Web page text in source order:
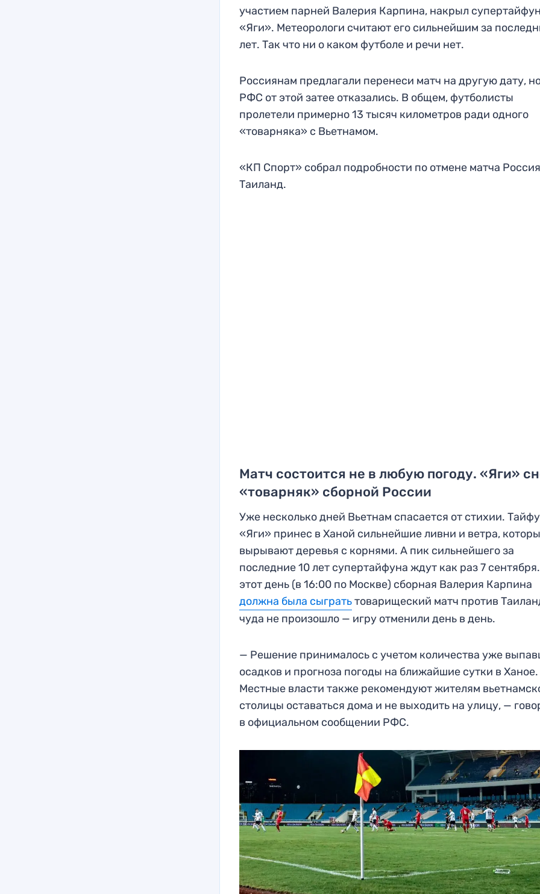
участием парней Валерия Карпина, накрыл супертайфун
«Яги». Метеорологи считают его сильнейшим за
лет. Так что ни о каком футболе и речи нет.
Россиянам предлагали перенеси матч на другую дату,
РФС от этой затее отказались. В общем, футболисты
пролетели примерно 13 тысяч километров ради одного
«товарняка» с Вьетнамом.
«КП Спорт» собрал подробности по отмене матча
Таиланд.
Матч состоится не в любую погоду. «Яги»
«товарняк» сборной России
Уже несколько дней Вьетнам спасается от стихии.
«Яги» принес в Ханой сильнейшие ливни и ветра,
вырывают деревья с корнями. А пик сильнейшего за
последние 10 лет супертайфуна ждут как раз 7
этот день (в 16:00 по Москве) сборная Валерия Карпина
должна была сыгратьтоварищеский матч против
чуда не произошло — игру отменили день в день.
— Решение принималось с учетом количества уже
осадков и прогноза погоды на ближайшие сутки в Ханое.
Местные власти также рекомендуют жителям
столицы оставаться дома и не выходить на улицу, —
в официальном сообщении РФС.